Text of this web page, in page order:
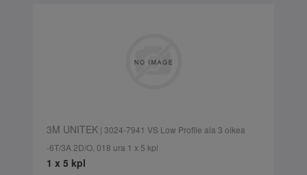
3M UNITEK| 3024-7941 VS Low Profile ala 3 oikea
-6T/3A 2D/O, 018 ura 1 x 5 kpl
1 x 5 kpl